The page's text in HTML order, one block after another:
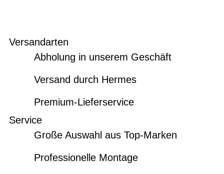
Versandarten
Abholung in unserem Geschäft
Versand durch Hermes
Premium-Lieferservice
Service
Große Auswahl aus Top-Marken
Professionelle Montage